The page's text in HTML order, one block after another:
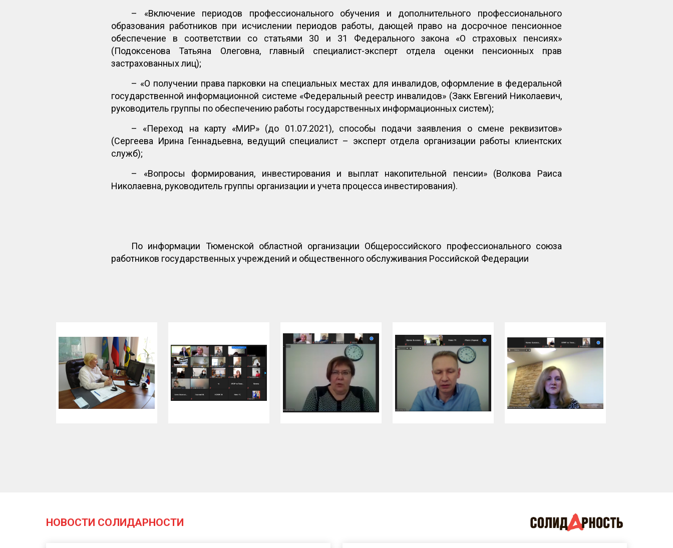
– «Включение периодов профессионального обучения и дополнительного профессионального
образования работников при исчислении периодов работы, дающей право на досрочное пенсионное
обеспечение в соответствии со статьями 30 и 31 Федерального закона «О страховых пенсиях»
(Подоксенова Татьяна Олеговна, главный специалист-эксперт отдела оценки пенсионных прав
застрахованных лиц);
– «О получении права парковки на специальных местах для инвалидов, оформление в федеральной
государственной информационной системе «Федеральный реестр инвалидов» (Закк Евгений Николаевич,
руководитель группы по обеспечению работы государственных информационных систем);
– «Переход на карту «МИР» (до 01.07.2021), способы подачи заявления о смене реквизитов»
(Сергеева Ирина Геннадьевна, ведущий специалист – эксперт отдела организации работы клиентских
служб);
– «Вопросы формирования, инвестирования и выплат накопительной пенсии» (Волкова Раиса
Николаевна, руководитель группы организации и учета процесса инвестирования).
По информации Тюменской областной организации Общероссийского профессионального союза
работников государственных учреждений и общественного обслуживания Российской Федерации
НОВОСТИ СОЛИДАРНОСТИ